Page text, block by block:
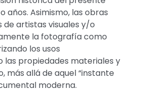
años. Asimismo, las obras
artistas visuales y/o
la fotografía como
los usos
las propiedades materiales y
allá de aquel “instante
moderna.